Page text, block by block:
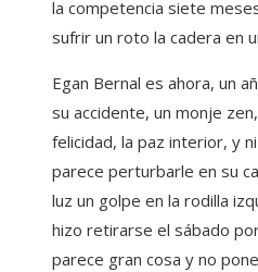
la competencia siete
sufrir un roto la cadera en
Egan Bernal es ahora, un
su accidente, un monje
felicidad, la paz interior, y
parece perturbarle en su
luz un golpe en la rodilla
hizo retirarse el sábado por
parece gran cosa y no